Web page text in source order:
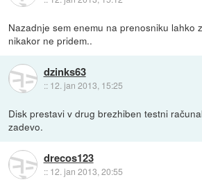
Nazadnje sem enemu na prenosniku lahko
nikakor ne pridem..
dzinks63
:: 12. jan 2013, 15:25
Disk prestavi v drug brezhiben testni
zadevo.
drecos123
:: 12. jan 2013, 20:55